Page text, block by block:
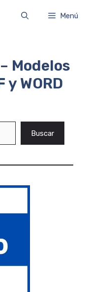
Menú
Modelos
WORD
Buscar